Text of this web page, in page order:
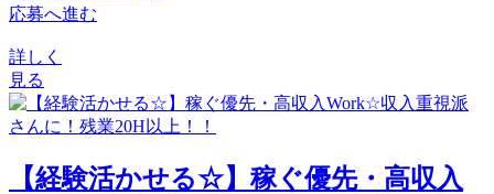
応募へ進む
詳しく
見る
【経験活かせる☆】稼ぐ優先・高収入